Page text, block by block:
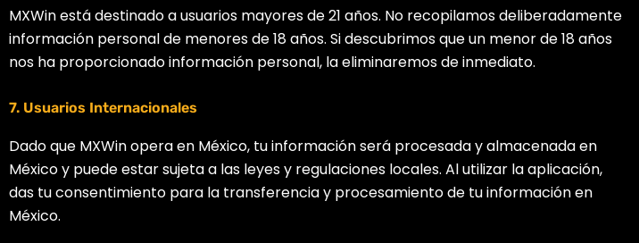
MXWin está destinado a usuarios mayores de 21 años. No recopilamos deliberadamente
información personal de menores de 18 años. Si descubrimos que un menor de 18 años
nos ha proporcionado información personal, la eliminaremos de inmediato.
7. Usuarios Internacionales
Dado que MXWin opera en México, tu información será procesada y almacenada en
México y puede estar sujeta a las leyes y regulaciones locales. Al utilizar la aplicación,
das tu consentimiento para la transferencia y procesamiento de tu información en
México.